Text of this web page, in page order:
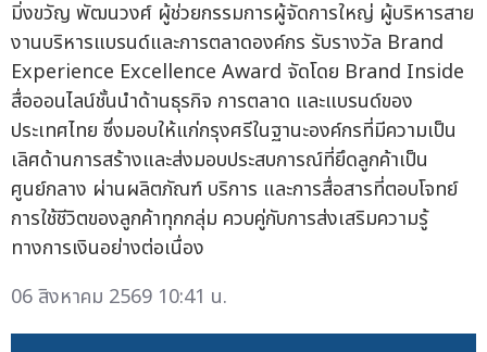
มิ่งขวัญ พัฒนวงศ์ ผู้ช่วยกรรมการผู้จัดการใหญ่ ผู้บริหารสาย
งานบริหารแบรนด์และการตลาดองค์กร รับรางวัล Brand
Experience Excellence Award จัดโดย Brand Inside
สื่อออนไลน์ชั้นนำด้านธุรกิจ การตลาด และแบรนด์ของ
ประเทศไทย ซึ่งมอบให้แก่กรุงศรีในฐานะองค์กรที่มีความเป็น
เลิศด้านการสร้างและส่งมอบประสบการณ์ที่ยึดลูกค้าเป็น
ศูนย์กลาง ผ่านผลิตภัณฑ์ บริการ และการสื่อสารที่ตอบโจทย์
การใช้ชีวิตของลูกค้าทุกกลุ่ม ควบคู่กับการส่งเสริมความรู้
ทางการเงินอย่างต่อเนื่อง
06 สิงหาคม 2569 10:41 น.